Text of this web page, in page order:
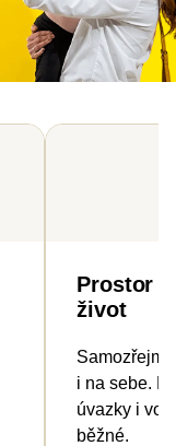
Prostor
život
i na sebe.
úvazky i
běžné.